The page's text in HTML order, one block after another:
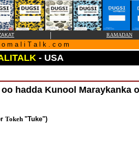
| RAMADAN
m a l i T a l k . c o m
- USA
hadda Kunool Maraykanka
Tokeh "Tuke")